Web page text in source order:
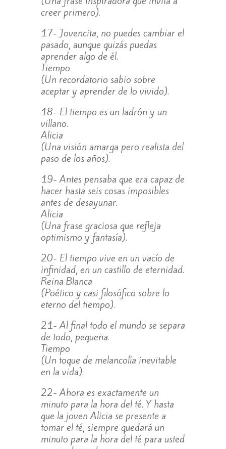
creer primero).
17- Jovencita, no puedes cambiar el
pasado, aunque quizás puedas
aprender algo de él.
Tiempo
(Un recordatorio sabio sobre
aceptar y aprender de lo vivido).
18- El tiempo es un ladrón y un
villano.
Alicia
(Una visión amarga pero realista del
paso de los años).
19- Antes pensaba que era capaz de
hacer hasta seis cosas imposibles
antes de desayunar.
Alicia
(Una frase graciosa que refleja
optimismo y fantasía).
20- El tiempo vive en un vacío de
infinidad, en un castillo de eternidad.
Reina Blanca
(Poético y casi filosófico sobre lo
eterno del tiempo).
21- Al final todo el mundo se separa
de todo, pequeña.
Tiempo
(Un toque de melancolía inevitable
en la vida).
22- Ahora es exactamente un
minuto para la hora del té. Y hasta
que la joven Alicia se presente a
tomar el té, siempre quedará un
minuto para la hora del té para usted